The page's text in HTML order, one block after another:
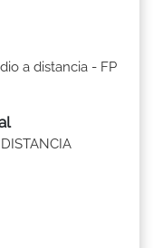
a distancia - FP